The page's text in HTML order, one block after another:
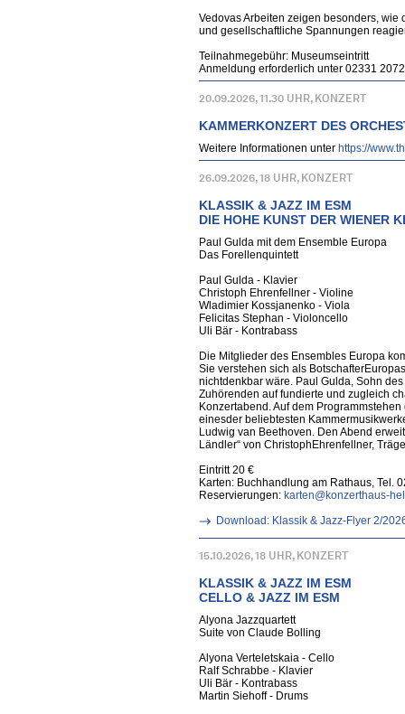
Vedovas Arbeiten zeigen besonders,
und gesellschaftliche Spannungen
Teilnahmegebühr: Museumseintritt
Anmeldung erforderlich unter 02331
20.09.2026, 11.30 UHR, KONZERT
KAMMERKONZERT DES
Weitere Informationen unter https://
26.09.2026, 18 UHR, KONZERT
KLASSIK & JAZZ IM ESM
DIE HOHE KUNST DER WIENER
Paul Gulda mit dem Ensemble Europa
Das Forellenquintett
Paul Gulda - Klavier
Christoph Ehrenfellner - Violine
Wladimier Kossjanenko - Viola
Felicitas Stephan - Violoncello
Uli Bär - Kontrabass
Die Mitglieder des Ensembles Europa
Sie verstehen sich als
nichtdenkbar wäre. Paul Gulda, Sohn
Zuhörenden auf fundierte und zugleich
Konzertabend. Auf dem
einesder beliebtesten
Ludwig van Beethoven. Den Abend
Ländler“ von ChristophEhrenfellner,
Eintritt 20 €
Karten: Buchhandlung am Rathaus, Tel.
Reservierungen: karten@konzerthaus-
Download: Klassik & Jazz-Flyer 2/
15.10.2026, 18 UHR, KONZERT
KLASSIK & JAZZ IM ESM
CELLO & JAZZ IM ESM
Alyona Jazzquartett
Suite von Claude Bolling
Alyona Verteletskaia - Cello
Ralf Schrabbe - Klavier
Uli Bär - Kontrabass
Martin Siehoff - Drums